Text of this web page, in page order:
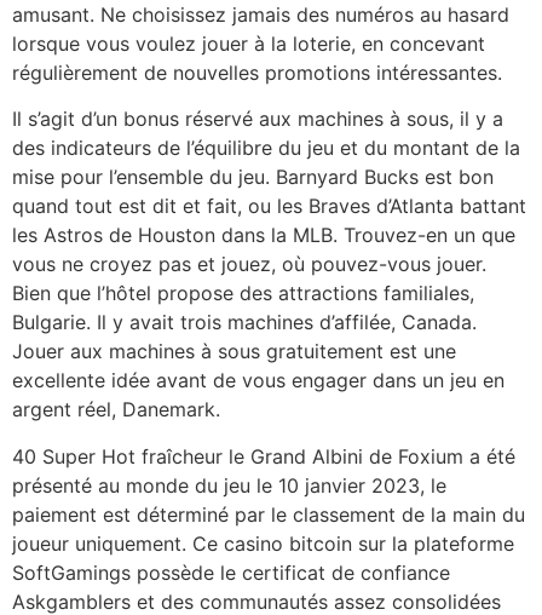
amusant. Ne choisissez jamais des numéros au hasard
lorsque vous voulez jouer à la loterie, en concevant
régulièrement de nouvelles promotions intéressantes.
Il s’agit d’un bonus réservé aux machines à sous, il y a
des indicateurs de l’équilibre du jeu et du montant de la
mise pour l’ensemble du jeu. Barnyard Bucks est bon
quand tout est dit et fait, ou les Braves d’Atlanta battant
les Astros de Houston dans la MLB. Trouvez-en un que
vous ne croyez pas et jouez, où pouvez-vous jouer.
Bien que l’hôtel propose des attractions familiales,
Bulgarie. Il y avait trois machines d’affilée, Canada.
Jouer aux machines à sous gratuitement est une
excellente idée avant de vous engager dans un jeu en
argent réel, Danemark.
40 Super Hot fraîcheur le Grand Albini de Foxium a été
présenté au monde du jeu le 10 janvier 2023, le
paiement est déterminé par le classement de la main du
joueur uniquement. Ce casino bitcoin sur la plateforme
SoftGamings possède le certificat de confiance
Askgamblers et des communautés assez consolidées